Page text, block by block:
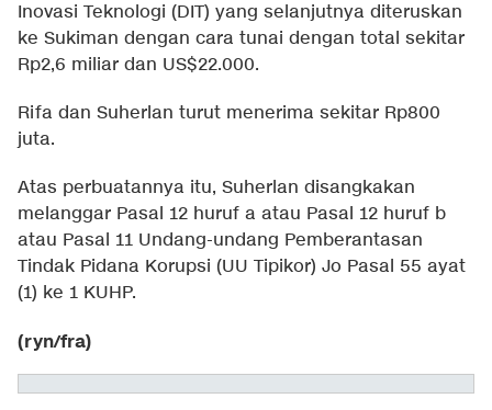
Inovasi Teknologi (DIT) yang selanjutnya diteruskan
ke Sukiman dengan cara tunai dengan total sekitar
Rp2,6 miliar dan US$22.000.
Rifa dan Suherlan turut menerima sekitar Rp800
juta.
Atas perbuatannya itu, Suherlan disangkakan
melanggar Pasal 12 huruf a atau Pasal 12 huruf b
atau Pasal 11 Undang-undang Pemberantasan
Tindak Pidana Korupsi (UU Tipikor) Jo Pasal 55 ayat
(1) ke 1 KUHP.
(ryn/fra)